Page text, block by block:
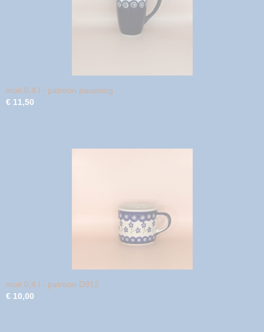
mok 0,4 l - patroon pauwoog
€ 11,50
mok 0,4 l - patroon D912
€ 10,00